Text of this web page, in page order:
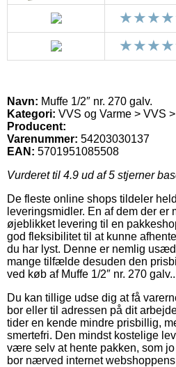
Navn: Muffe 1/2″ nr. 270 galv.
Kategori: VVS og Varme > VVS
Producent:
Varenummer: 54203030137
EAN: 5701951085508
Vurderet til 4.9 ud af 5 stjerner
De fleste online shops tildeler
leveringsmidler. En af dem der er
øjeblikket levering til en
god fleksibilitet til at kunne
du har lyst. Denne er nemlig
mange tilfælde desuden den
ved køb af Muffe 1/2″ nr. 270 galv..
Du kan tillige udse dig at få
bor eller til adressen på dit
tider en kende mindre prisbillig,
smertefri. Den mindst kostelige
være selv at hente pakken, som
bor nærved internet